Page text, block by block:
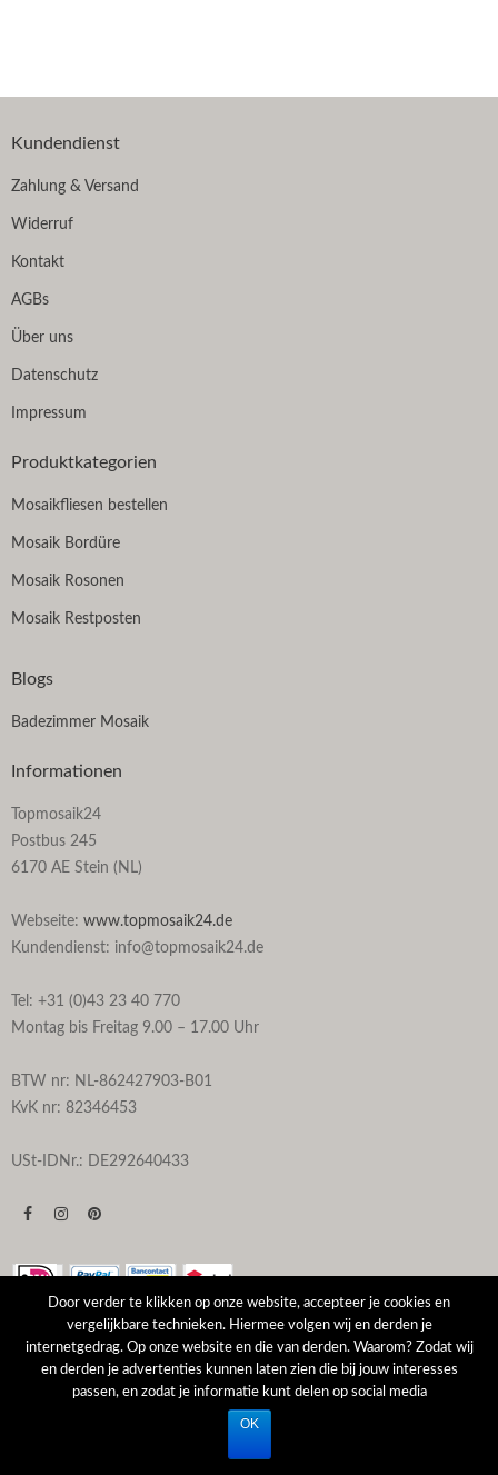
Kundendienst
Zahlung & Versand
Widerruf
Kontakt
AGBs
Über uns
Datenschutz
Impressum
Produktkategorien
Mosaikfliesen bestellen
Mosaik Bordüre
Mosaik Rosonen
Mosaik Restposten
Blogs
Badezimmer Mosaik
Informationen
Topmosaik24
Postbus 245
6170 AE Stein (NL)
Webseite: www.topmosaik24.de
Kundendienst: info@topmosaik24.de
Tel: +31 (0)43 23 40 770
Montag bis Freitag 9.00 – 17.00 Uhr
BTW nr: NL-862427903-B01
KvK nr: 82346453
USt-IDNr.: DE292640433
© Topmosaik24 - Website by Remy Ameling.com
Door verder te klikken op onze website, accepteer je cookies en
vergelijkbare technieken. Hiermee volgen wij en derden je
internetgedrag. Op onze website en die van derden. Waarom? Zodat wij
en derden je advertenties kunnen laten zien die bij jouw interesses
passen, en zodat je informatie kunt delen op social media
OK